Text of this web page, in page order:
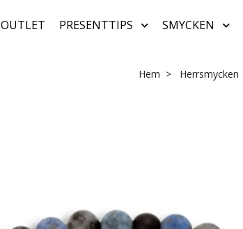
OUTLET PRESENTTIPS SMYCKEN
Hem Herrsmycken